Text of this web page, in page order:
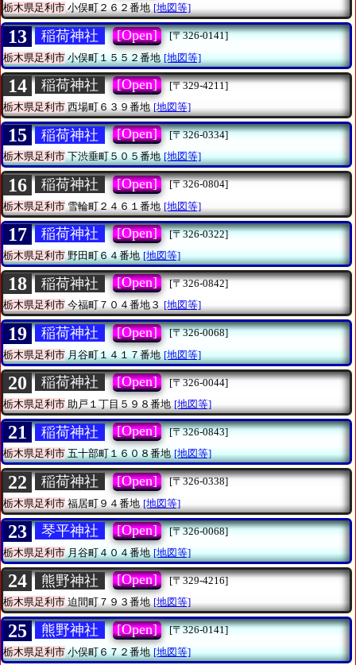
栃木県足利市小俣町２６２番地 [地図等]
13 稲荷神社 [Open]
[〒326-0141]
栃木県足利市小俣町１５５２番地 [地図等]
14 稲荷神社 [Open]
[〒329-4211]
栃木県足利市 西場町６３９番地 [地図等]
15 稲荷神社 [Open]
[〒326-0334]
栃木県足利市下渋垂町５０５番地 [地図等]
16 稲荷神社 [Open]
[〒326-0804]
栃木県足利市 雪輪町２４６１番地 [地図等]
17 稲荷神社 [Open]
[〒326-0322]
栃木県足利市野田町６４番地 [地図等]
18 稲荷神社 [Open]
[〒326-0842]
栃木県足利市今福町７０４番地３ [地図等]
19 稲荷神社 [Open]
[〒326-0068]
栃木県足利市月谷町１４１７番地 [地図等]
20 稲荷神社 [Open]
[〒326-0044]
栃木県足利市 助戸１丁目５９８番地 [地図等]
21 稲荷神社 [Open]
[〒326-0843]
栃木県足利市五十部町１６０８番地 [地図等]
22 稲荷神社 [Open]
[〒326-0338]
栃木県足利市 福居町９４番地 [地図等]
23 琴平神社 [Open]
[〒326-0068]
栃木県足利市月谷町４０４番地 [地図等]
24 熊野神社 [Open]
[〒329-4216]
栃木県足利市迫間町７９３番地 [地図等]
25 熊野神社 [Open]
[〒326-0141]
栃木県足利市小俣町６７２番地 [地図等]